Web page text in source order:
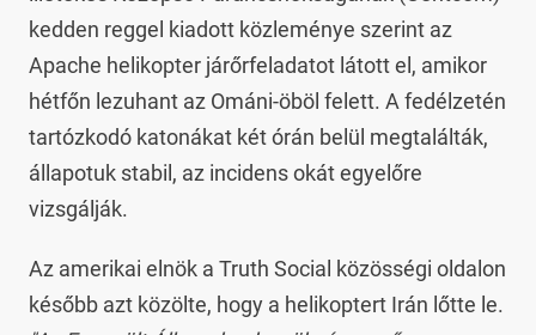
kedden reggel kiadott közleménye szerint az
Apache helikopter járőrfeladatot látott el, amikor
hétfőn lezuhant az Ománi-öböl felett. A fedélzetén
tartózkodó katonákat két órán belül megtalálták,
állapotuk stabil, az incidens okát egyelőre
vizsgálják.
Az amerikai elnök a Truth Social közösségi oldalon
később azt közölte, hogy a helikoptert Irán lőtte le.